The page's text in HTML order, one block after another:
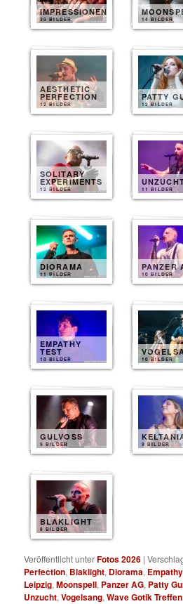
IMPRESSIONEN
30 BILDER 14 BILDER
AESTHETIC
PERFECTION
12 BILDER
PATTY
12 BILDER
SOLITARY
EXPERIMENTS
12 BILDER 11 BILDER
DIORAMA
11 BILDER
PANZER
10 BILDER
EMPATHY
TEST
10 BILDER 10 BILDER
GULVOSS
9 BILDER 9 BILDER
BLAKLIGHT
8 BILDER
Veröffentlicht unterFotos 2026 |
Perfection, Blaklight, Diorama,
Leipzig,Moonspell, Panzer AG, Patty
Unzucht,Vogelsang,Wave Gotik Treffen